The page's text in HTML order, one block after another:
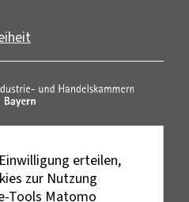
erteilen,
zur Nutzung
Tools Matomo